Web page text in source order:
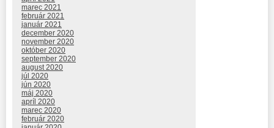
marec 2021
február 2021
január 2021
december 2020
november 2020
október 2020
september 2020
august 2020
júl 2020
jún 2020
máj 2020
apríl 2020
marec 2020
február 2020